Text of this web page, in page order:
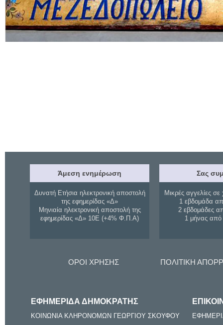
Άμεση ενημέρωση
Δυνατή Ετήσια ηλεκτρονική αποστολή
της εφημερίδας «Δ»
Μηνιαία ηλεκτρονική αποστολή της
εφημερίδας «Δ» 10Ε (+4% Φ.Π.Α)
Σας
Μικρές αγγελίες σε
1 εβδομάδα
2 εβδομάδες
1 μήνας
ΟΡΟΙ ΧΡΗΣΗΣ ΠΟΛΙΤΙΚΗ
ΕΦΗΜΕΡΙΔΑ ΔΗΜΟΚΡΑΤΗΣ
ΚΟΙΝΩΝΙΑ ΚΛΗΡΟΝΟΜΩΝ ΓΕΩΡΓΙΟΥ ΣΚΟΥΦΟΥ